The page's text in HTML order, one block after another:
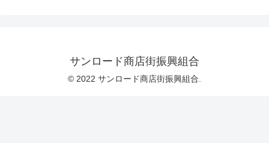
サンロード商店街振興組合
© 2022 サンロード商店街振興組合.